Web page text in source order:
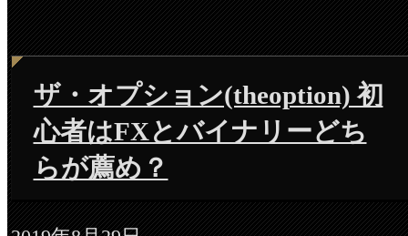
ザ・オプション(theoption) 初
心者はFXとバイナリーどち
らが薦め？